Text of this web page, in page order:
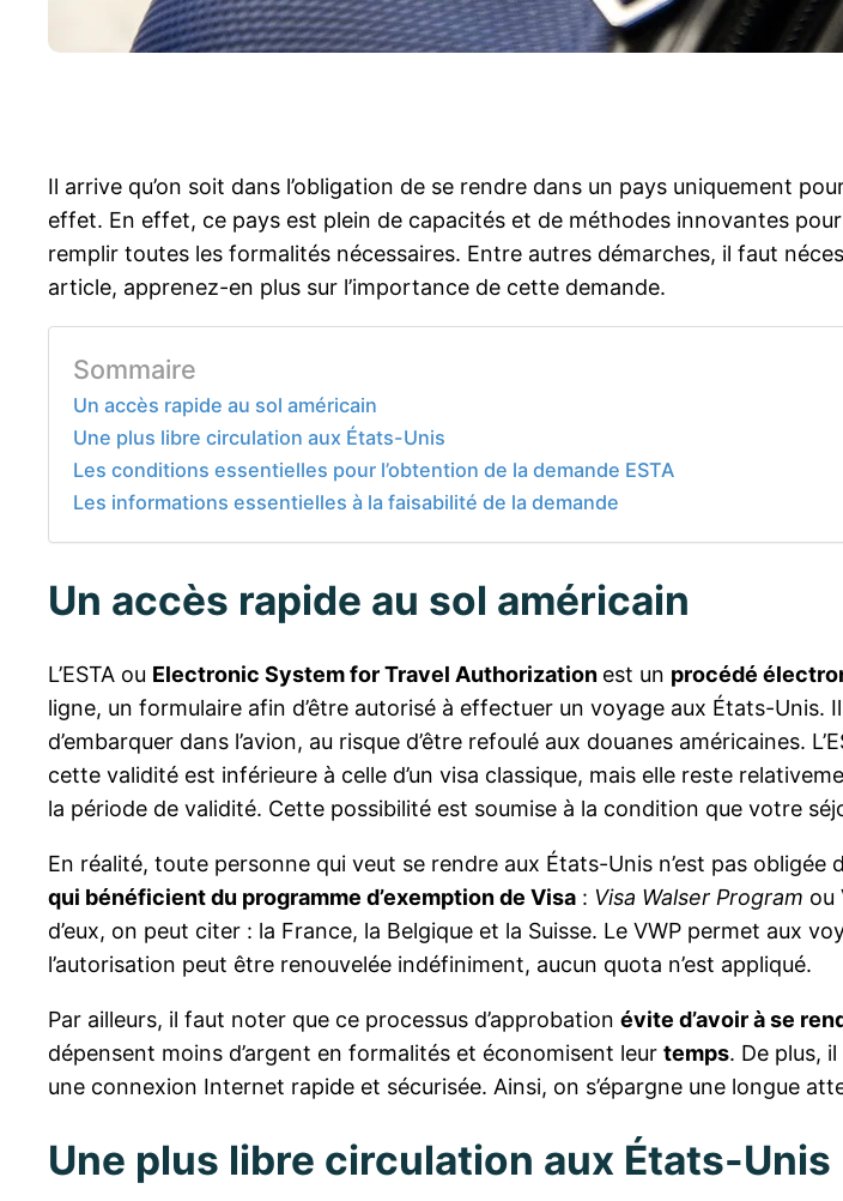
Il arrive qu’on soit dans l’obligation de se rendre dans un pays uniquement
effet. En effet, ce pays est plein de capacités et de méthodes innovantes
remplir toutes les formalités nécessaires. Entre autres démarches, il faut
article, apprenez-en plus sur l’importance de cette demande.
Sommaire
Un accès rapide au sol américain
Une plus libre circulation aux États-Unis
Les conditions essentielles pour l’obtention de la demande ESTA
Les informations essentielles à la faisabilité de la demande
Un accès rapide au sol américain
L’ESTA ou Electronic System for Travel Authorization est un procédé
ligne, un formulaire afin d’être autorisé à effectuer un voyage aux États-
d’embarquer dans l’avion, au risque d’être refoulé aux douanes américaines.
cette validité est inférieure à celle d’un visa classique, mais elle reste
la période de validité. Cette possibilité est soumise à la condition que votre
En réalité, toute personne qui veut se rendre aux États-Unis n’est pas obligée
qui bénéficient du programme d’exemption de Visa : Visa Walser Program ou
d’eux, on peut citer : la France, la Belgique et la Suisse. Le VWP permet aux
l’autorisation peut être renouvelée indéfiniment, aucun quota n’est appliqué.
Par ailleurs, il faut noter que ce processus d’approbation évite d’avoir à se
dépensent moins d’argent en formalités et économisent leur temps. De plus,
une connexion Internet rapide et sécurisée. Ainsi, on s’épargne une longue
Une plus libre circulation aux États-Unis